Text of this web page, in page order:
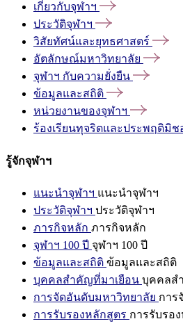
เกี่ยวกับจุฬาฯ
ประวัติจุฬาฯ
วิสัยทัศน์และยุทธศาสตร์
อัตลักษณ์มหาวิทยาลัย
จุฬาฯ กับความยั่งยืน
ข้อมูลและสถิติ
หน่วยงานของจุฬาฯ
ร้องเรียนทุจริตและประพฤติมิช
รู้จักจุฬาฯ
แนะนำจุฬาฯ แนะนำจุฬาฯ
ประวัติจุฬาฯ ประวัติจุฬาฯ
ภารกิจหลัก ภารกิจหลัก
จุฬาฯ 100 ปี จุฬาฯ 100 ปี
ข้อมูลและสถิติ ข้อมูลและสถิติ
บุคคลสำคัญที่มาเยือน บุคคลส
การจัดอันดับมหาวิทยาลัย การ
การรับรองหลักสูตร การรับรอ